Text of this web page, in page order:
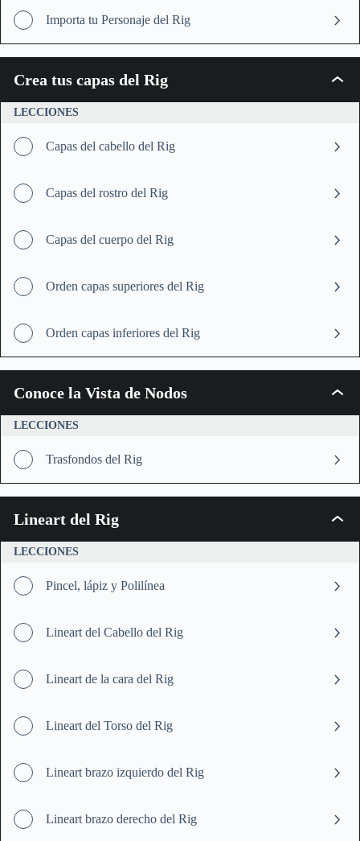
Rig
Importa tu Personaje del Rig
Crea tus capas del Rig
Crea
Rig
LECCIONES
Capas del cabello del Rig
Capas del rostro del Rig
Capas del cuerpo del Rig
Orden capas superiores del Rig
Orden capas inferiores del Rig
Conoce la Vista de Nodos
Nodos
LECCIONES
Trasfondos del Rig
Lineart del Rig
LECCIONES
Pincel, lápiz y Polilínea
Lineart del Cabello del Rig
Lineart de la cara del Rig
Lineart del Torso del Rig
Lineart brazo izquierdo del Rig
Lineart brazo derecho del Rig